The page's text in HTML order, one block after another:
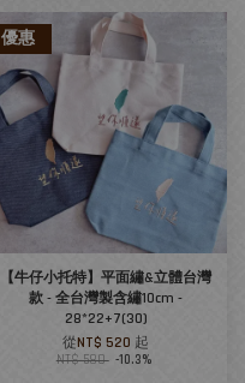
優惠
【牛仔小托特】平面繡&立體台灣
款 - 全台灣製含繡10cm -
28*22+7(30)
從NT$ 520 起
NT$ 580 -10.3%